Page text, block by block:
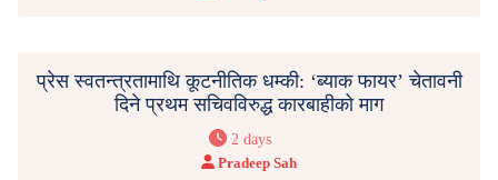
प्रेस स्वतन्त्रतामाथि कूटनीतिक धम्की: ‘ब्याक फायर’ चेतावनी
दिने प्रथम सचिवविरुद्ध कारबाहीको माग
2 days
Pradeep Sah